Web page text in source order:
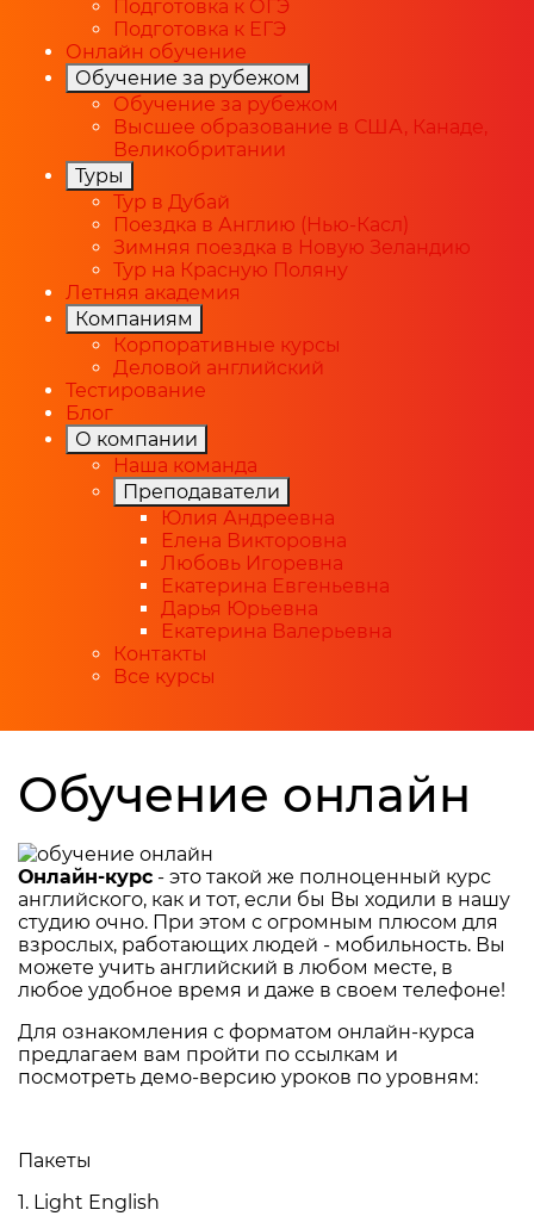
Подготовка к ОГЭ
Подготовка к ЕГЭ
Онлайн обучение
Обучение за рубежом
Обучение за рубежом
Высшее образование в США, Канаде,
Великобритании
Туры
Тур в Дубай
Поездка в Англию (Нью-Касл)
Зимняя поездка в Новую Зеландию
Тур на Красную Поляну
Летняя академия
Компаниям
Корпоративные курсы
Деловой английский
Тестирование
Блог
О компании
Наша команда
Преподаватели
Юлия Андреевна
Елена Викторовна
Любовь Игоревна
Екатерина Евгеньевна
Дарья Юрьевна
Екатерина Валерьевна
Контакты
Все курсы
Обучение онлайн
Онлайн-курс - это такой же полноценный курс
английского, как и тот, если бы Вы ходили в нашу
студию очно. При этом с огромным плюсом для
взрослых, работающих людей - мобильность. Вы
можете учить английский в любом месте, в
любое удобное время и даже в своем телефоне!
Для ознакомления с форматом онлайн-курса
предлагаем вам пройти по ссылкам и
посмотреть демо-версию уроков по уровням:
Пакеты
1. Light English